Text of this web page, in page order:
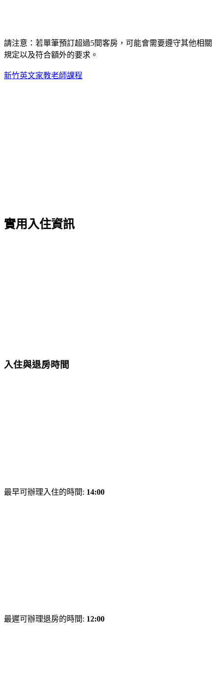
請注意：若單筆預訂超過5間客房，可能會需要遵守其他相關
規定以及符合額外的要求。
新竹英文家教老師課程
實用入住資訊
入住與退房時間
最早可辦理入住的時間: 14:00
最遲可辦理退房的時間: 12:00